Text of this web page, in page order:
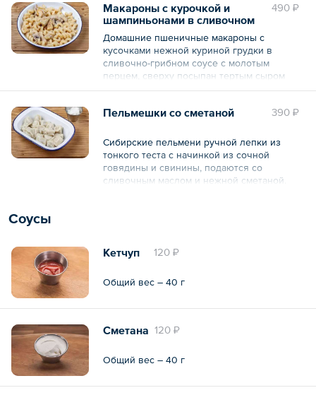
490 ₽
Макароны с курочкой и
шампиньонами в сливочном
соусе
Домашние пшеничные макароны с
кусочками нежной куриной грудки в
сливочно-грибном соусе с молотым
перцем, сверху посыпан тертым сыром
чеддер.
Общий вес – 330 г 390 ₽
Пельмешки со сметаной
Сибирские пельмени ручной лепки из
тонкого теста с начинкой из сочной
говядины и свинины, подаются со
сливочным маслом и нежной сметаной.
Соусы
120 ₽
Кетчуп
Общий вес – 40 г
120 ₽
Сметана
Общий вес – 40 г